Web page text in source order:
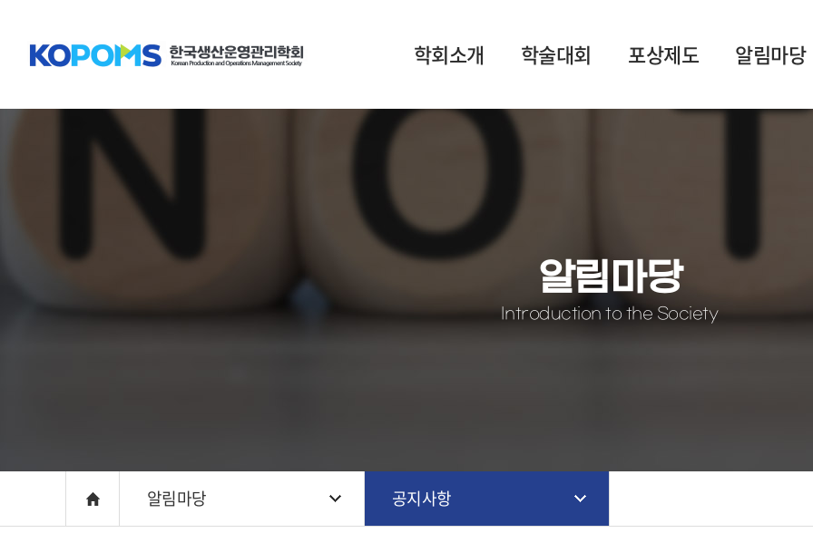
학회소개 학술대회 포상제도 알림마당
알림마당
Introduction to the Society
알림마당 공지사항